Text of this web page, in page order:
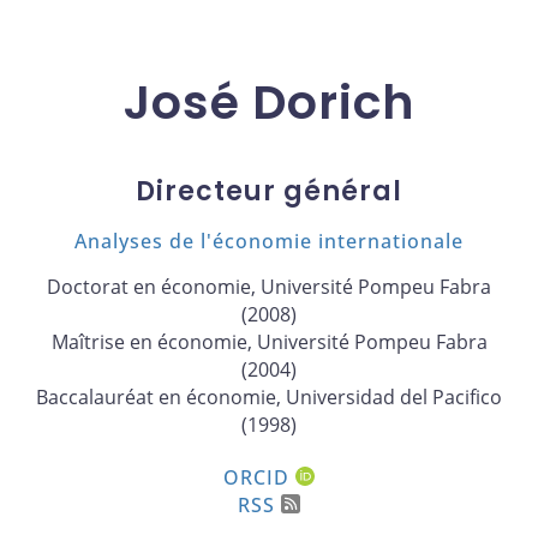
José Dorich
Directeur général
Analyses de l'économie internationale
Doctorat en économie, Université Pompeu Fabra
(2008)
Maîtrise en économie, Université Pompeu Fabra
(2004)
Baccalauréat en économie, Universidad del Pacifico
(1998)
ORCID
RSS